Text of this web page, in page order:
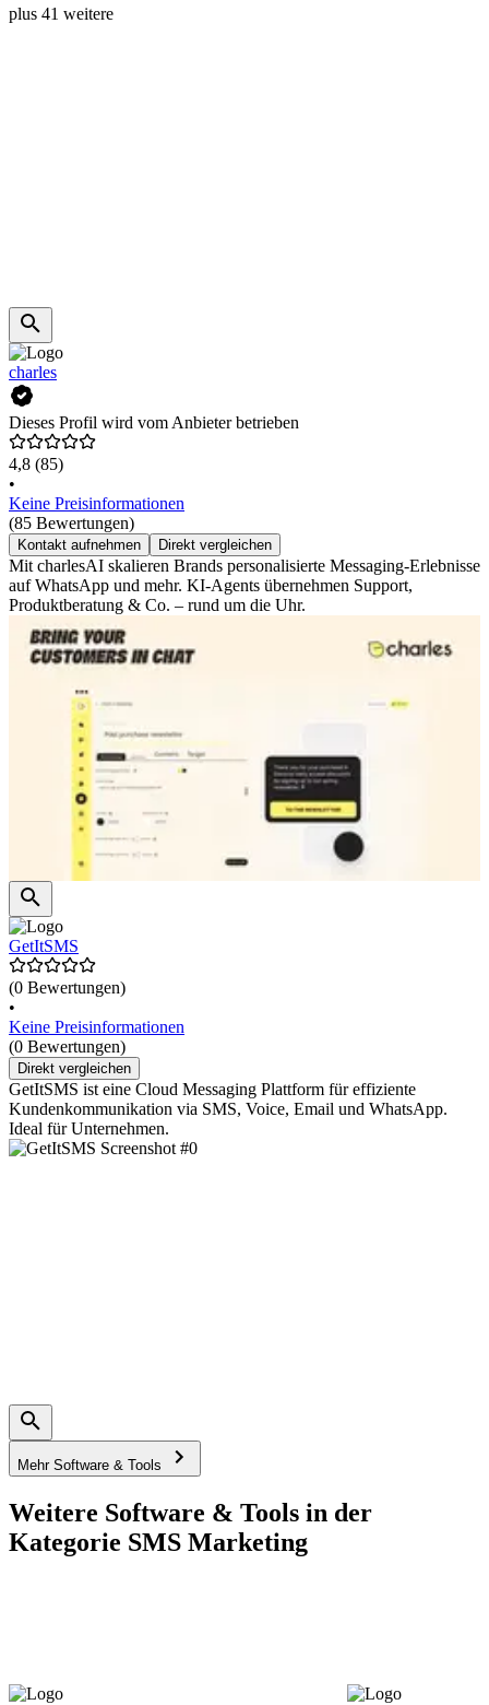
plus 41 weitere
charles
Dieses Profil wird vom Anbieter betrieben
4,8 (85)
•
Keine Preisinformationen
(85 Bewertungen)
Kontakt aufnehmen Direkt vergleichen
Mit charlesAI skalieren Brands personalisierte Messaging-Erlebnisse
auf WhatsApp und mehr. KI-Agents übernehmen Support,
Produktberatung & Co. – rund um die Uhr.
GetItSMS
(0 Bewertungen)
•
Keine Preisinformationen
(0 Bewertungen)
Direkt vergleichen
GetItSMS ist eine Cloud Messaging Plattform für effiziente
Kundenkommunikation via SMS, Voice, Email und WhatsApp.
Ideal für Unternehmen.
Mehr Software & Tools
Weitere Software & Tools in der
Kategorie SMS Marketing